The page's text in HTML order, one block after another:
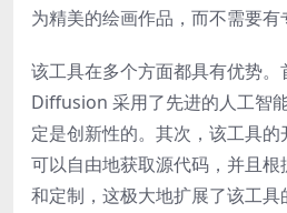
为精美的绘画作品，而不需要有
该工具在多个方面都具有优势
Diffusion 采用了先进的人工智
定是创新性的。其次，该工具
可以自由地获取源代码，并且
和定制，这极大地扩展了该工